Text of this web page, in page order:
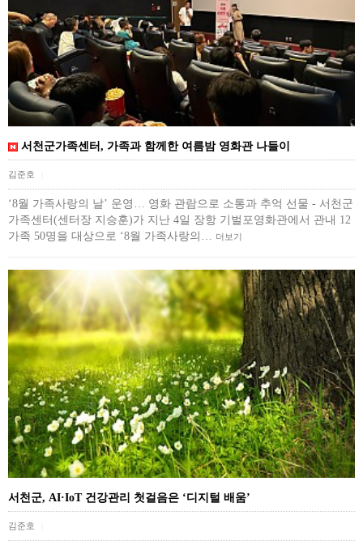
서천군가족센터, 가족과 함께한 여름밤 영화관 나들이
김준호
‘8월 가족사랑의 날’ 운영… 영화 관람으로 소통과 추억 선물 - 서천군
가족센터(센터장 지승훈)가 지난 4일 장항 기벌포영화관에서 관내 12
가족 50명을 대상으로 ‘8월 가족사랑의… 더보기
서천군, AI·IoT 건강관리 첫걸음은 ‘디지털 배움’
김준호